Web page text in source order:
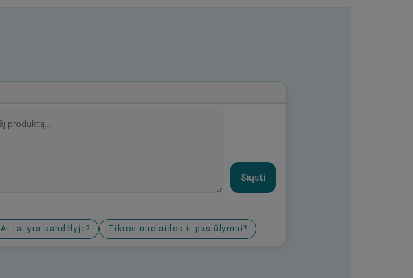
Siųsti
Ar tai yra sandėlyje? Tikros nuolaidos ir pasiūlymai?